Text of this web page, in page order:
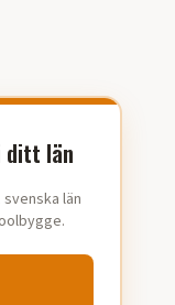
ditt län
län